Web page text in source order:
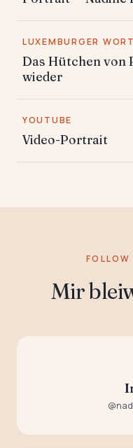
LUXEMBURGER WORT
Das Hütchen von
wieder
YOUTUBE
Video-Portrait
Mir